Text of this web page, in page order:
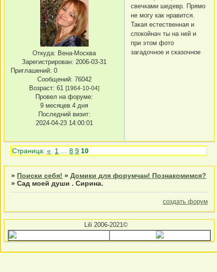
Откуда: Вена-Москва
Зарегистрирован: 2006-03-31
Приглашений: 0
Сообщений: 76042
Возраст: 61 [1964-10-04]
Провел на форуме:
9 месяцев 4 дня
Последний визит:
2024-04-23 14:00:01
свечками шедевр. Прямо
не могу как нравится.
Такая естественная и
спокойнач ты на ней и
при этом фото
загадочное и сказочное
Страница:« 1 8 9 10
» Поиски себя! »Домики для форумчан! Познакомимся?
»Сад моей души . Сирина.
создать форум
Lili 2006-2021©